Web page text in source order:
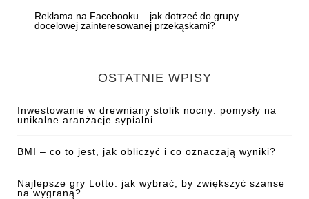
Reklama na Facebooku – jak dotrzeć do grupy
docelowej zainteresowanej przekąskami?
OSTATNIE WPISY
Inwestowanie w drewniany stolik nocny: pomysły na
unikalne aranżacje sypialni
BMI – co to jest, jak obliczyć i co oznaczają wyniki?
Najlepsze gry Lotto: jak wybrać, by zwiększyć szanse
na wygraną?